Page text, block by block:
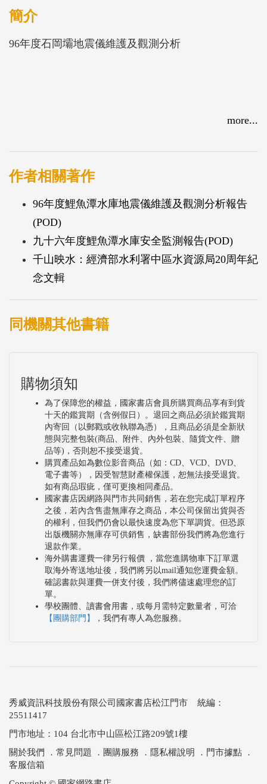
簡介
96年度石岡壩地震儀維護及觀測分析
more...
作者相關著作
96年度鯉魚潭水庫地震儀維護及觀測分析報告
(POD)
九十六年度鯉魚潭水庫安全監測報告(POD)
千山映水：經濟部水利署中區水資源局20周年紀
念文輯
同機關其他書籍
購物須知
為了保障您的權益，國家書店會員所購買商品享有到貨
十天的鑑賞期（含例假日）。退回之商品必須於鑑賞期
內寄回（以郵戳或收執聯為憑），且商品必須是全新狀
態與完整包裝(商品、附件、內外包裝、隨貨文件、贈
品等)，否則恕不接受退貨。
購買產品如為數位影音商品（如：CD、VCD、DVD、
電子書等），因受智慧財產權保護，恕無法接受退貨。
如有商品瑕疵，僅可更換相同產品。
國家書店因網路與門市共同銷售，若在您完成訂單程序
之後，若內含售盡無庫存之商品，本公司保留出貨與否
的權利，但我們仍會以最快速度為您下單調貨。但恐原
出版機關亦無庫存可供銷售，缺書部份我們將為您進行
退款作業。
海外購書運費一律另行報價 ，當您進購物車下訂單選
取海外寄送地址後，我們將另以mail通知您運費金額。
確認書款與運費一併支付後，我們將儘速處理您的訂
單。
學校團體、讀書會用書，或每月需特定數量者，可洽
【團購部門】
，我們有專人為您服務。
秀威資訊科技股份有限公司國家書店松江門市 統編：
25511417
門市地址：104 台北市中山區松江路209號1樓
關於我們 ． 常見問題 ． 團購服務 ． 隱私權說明 ． 門市據點 ．
客服信箱